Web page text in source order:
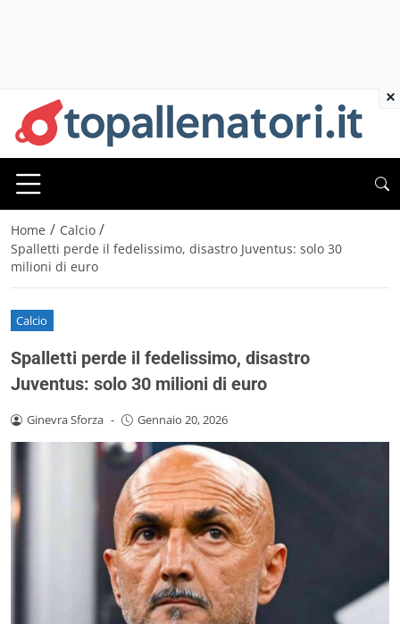
Home / Calcio /
Spalletti perde il fedelissimo, disastro Juventus: solo 30
milioni di euro
Calcio
Spalletti perde il fedelissimo, disastro
Juventus: solo 30 milioni di euro
Ginevra Sforza - Gennaio 20, 2026
×